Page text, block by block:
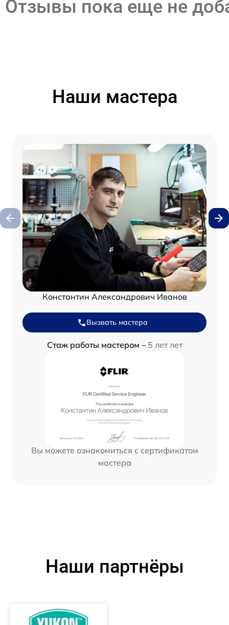
Отзывы пока еще не
Наши мастера
Константин Александрович Иванов
Вызвать мастера
Стаж работы мастером – 5 лет лет
Вы можете ознакомиться с сертификатом
мастера
Наши партнёры